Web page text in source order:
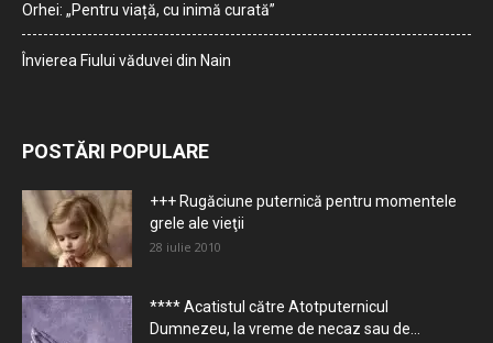
Orhei: „Pentru viață, cu inimă curată”
Învierea Fiului văduvei din Nain
POSTĂRI POPULARE
+++ Rugăciune puternică pentru momentele
grele ale vieţii
28 iulie 2010
**** Acatistul către Atotputernicul
Dumnezeu, la vreme de necaz sau de...